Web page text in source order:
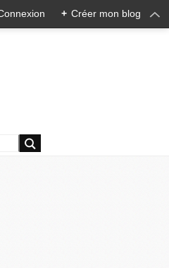
+ Créer mon blog